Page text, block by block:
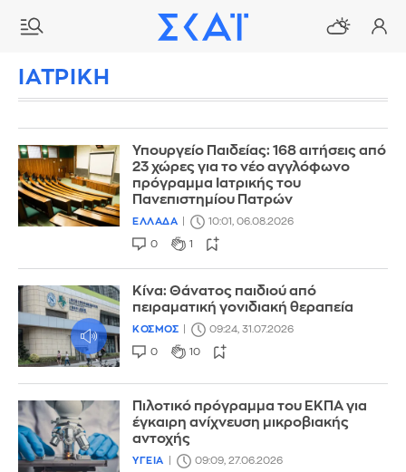
ΙΑΤΡΙΚΗ
Υπουργείο Παιδείας: 168 αιτήσεις από
23 χώρες για το νέο αγγλόφωνο
πρόγραμμα Ιατρικής του
Πανεπιστημίου Πατρών
ΕΛΛΑΔΑ 10:01, 06.08.2026
0 1
Κίνα: Θάνατος παιδιού από
πειραματική γονιδιακή θεραπεία
ΚΟΣΜΟΣ 09:24, 31.07.2026
0 10
Πιλοτικό πρόγραμμα του ΕΚΠΑ για
έγκαιρη ανίχνευση μικροβιακής
αντοχής
ΥΓΕΙΑ 09:09, 27.06.2026